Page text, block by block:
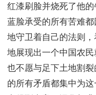
红漆刷脸并烧死了他的
蓝脸承受的所有苦难
地守卫着自己的法则
地展现出一个中国农民
也不愿与足下土地割裂
的所有矛盾都集中为